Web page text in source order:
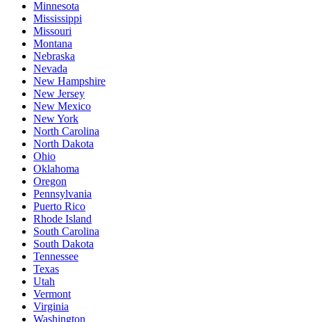
Minnesota
Mississippi
Missouri
Montana
Nebraska
Nevada
New Hampshire
New Jersey
New Mexico
New York
North Carolina
North Dakota
Ohio
Oklahoma
Oregon
Pennsylvania
Puerto Rico
Rhode Island
South Carolina
South Dakota
Tennessee
Texas
Utah
Vermont
Virginia
Washington